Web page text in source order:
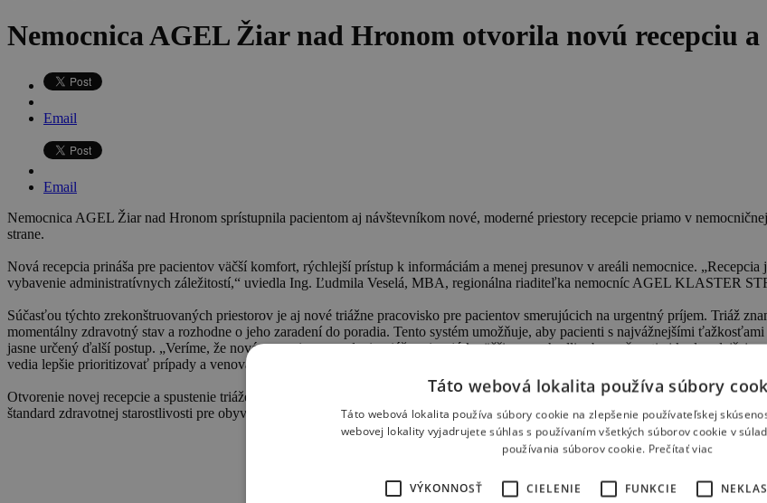
Nemocnica AGEL Žiar nad Hronom otvorila novú recepciu
Email
Email
Nemocnica AGEL Žiar nad Hronom sprístupnila pacientom aj návštevníkom nové, moderné priestory recepcie priamo v
strane.
Nová recepcia prináša pre pacientov väčší komfort, rýchlejší prístup k informáciám a menej presunov v areáli nemocnice.
vybavenie administratívnych záležitostí,“ uviedla Ing. Ľudmila Veselá, MBA, regionálna riaditeľka nemocníc AGEL KLASTER
Súčasťou týchto zrekonštruovaných priestorov je aj nové triážne pracovisko pre pacientov smerujúcich na urgentný príjem. Triáž
momentálny zdravotný stav a rozhodne o jeho zaradení do poradia. Tento systém umožňuje, aby pacienti s najvážnejšími
jasne určený ďalší postup. „Veríme, že nová recepcia a zavedenie triáže prispejú k väčšiemu pohodliu, bezpečnosti aj k
vedia lepšie prioritizovať prípady a venovať okamžitú pozornosť tým, ktorí to potrebujú najviac,“ dodala Ing. Veselá.
Otvorenie novej recepcie a spustenie triáže je súčasťou dlhodobého úsilia nemocnice modernizovať priestory a zlepšovať služby
štandard zdravotnej starostlivosti pre obyvateľov regiónu.
Táto webová lokalita používa súbory
Táto webová lokalita používa súbory cookie na zlepšenie používateľskej
webovej lokality vyjadrujete súhlas s používaním všetkých súborov cookie v
používania súborov cookie. Prečítať viac
VÝKONNOSŤ CIELENIE FUNKCIE